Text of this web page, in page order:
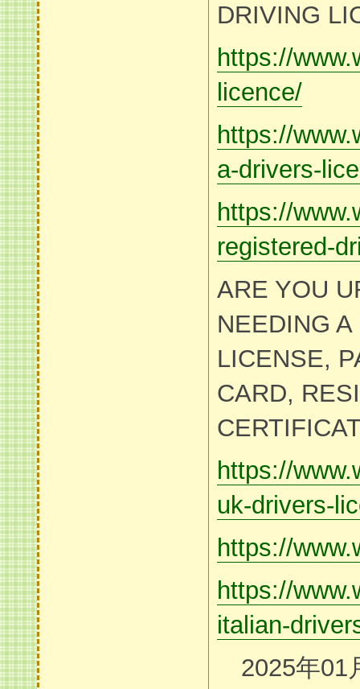
DRIVING
https://
licence/
https://
a-drivers-
https://
registered-
ARE YOU
NEEDING
LICENSE,
CARD,
https://
uk-drivers-
https://
https://
italian-
2025年01